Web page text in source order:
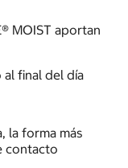
MOIST aportan
final del día
la forma más
contacto